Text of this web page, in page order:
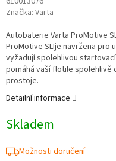
Značka: Varta
Skladem
Možnosti doručení
Autobaterie Varta ProMotive
ProMotive SLIje navržena pro
vyžadují spolehlivou
pomáhá vaší flotile spolehlivě
prostoje.
Detailní informace